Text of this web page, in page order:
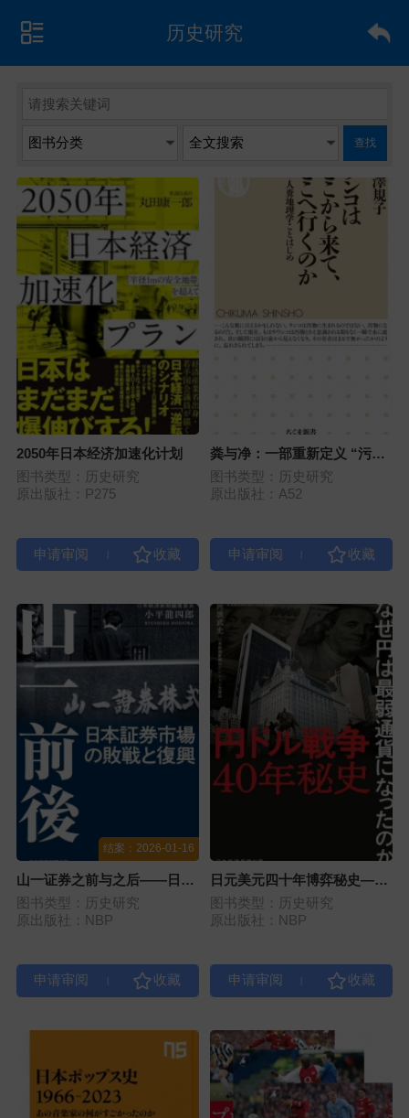
历史研究
查找
2050年日本经济加速化计划
图书类型：历史研究
原出版社：P275
粪与净：一部重新定义 “污物”
的历史
图书类型：历史研究
原出版社：A52
结案：2026-01-16
山一证券之前与之后——日本
证券市场的溃败与重生
图书类型：历史研究
原出版社：NBP
日元美元四十年博弈秘史——
日元何以沦为最弱货币
图书类型：历史研究
原出版社：NBP